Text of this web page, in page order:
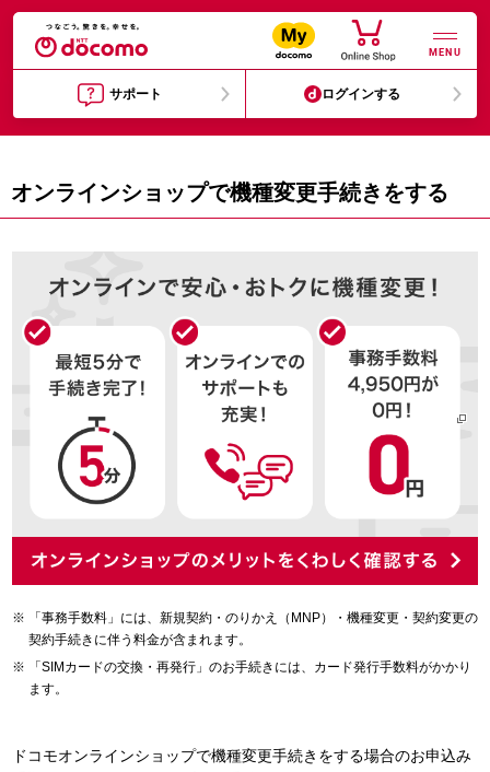
MENU
サポート ログインする
オンラインショップで機種変更手続きをする
「事務手数料」には、新規契約・のりかえ（MNP）・機種変更・契約変更の
契約手続きに伴う料金が含まれます。
「SIMカードの交換・再発行」のお手続きには、カード発行手数料がかかり
ます。
ドコモオンラインショップで機種変更手続きをする場合のお申込み